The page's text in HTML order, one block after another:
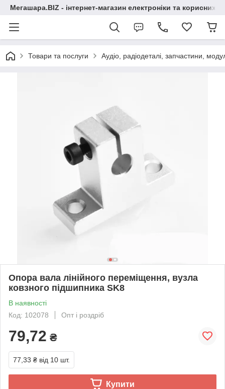
Мегашара.BIZ - інтернет-магазин електроніки та корисних
Товари та послуги Аудіо, радіодеталі, запчастини,
Опора вала лінійного переміщення, вузла
ковзного підшипника SK8
В наявності
Код: 102078
Опт і роздріб
79,72 ₴
77,33 ₴ від 10 шт.
Купити